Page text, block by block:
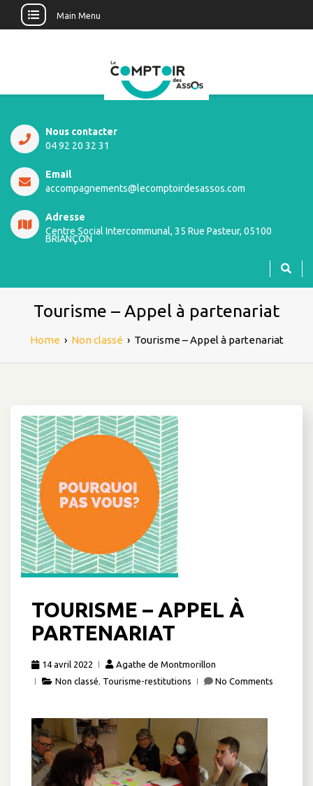
Main Menu
Nous contacter
04 92 20 32 31
Email
accompagnements@lecomptoirdesassos.com
Adresse
Centre Social Intercommunal, 35 Rue Pasteur, 05100
BRIANÇON
Tourisme – Appel à partenariat
Home › Non classé › Tourisme – Appel à partenariat
TOURISME – APPEL À
PARTENARIAT
14 avril 2022
Agathe de Montmorillon
Non classé, Tourisme-restitutions No Comments